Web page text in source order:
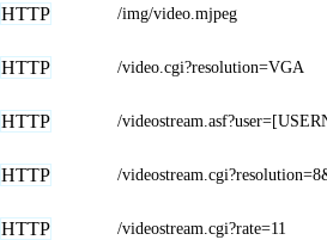
HTTP /img/video.mjpeg
HTTP /video.cgi?resolution=VGA
HTTP /
HTTP /
HTTP /videostream.cgi?rate=11